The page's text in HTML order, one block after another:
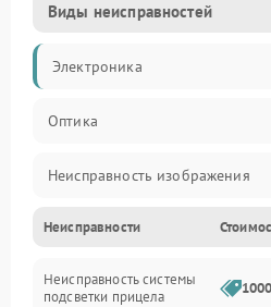
Виды неисправностей
Электроника
Оптика
Неисправность изображения
Механические повреждения
Неисправность фокусировки и
Неисправности
Неисправность системы
подсветки прицела